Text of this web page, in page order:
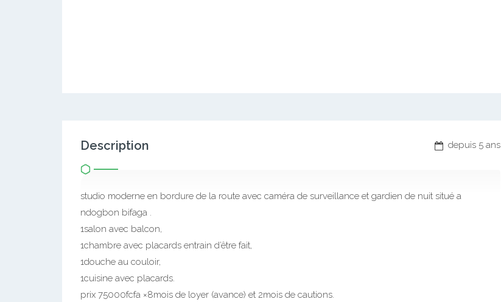
depuis 5 ans
Description
studio moderne en bordure de la route avec caméra de surveillance et gardien de nuit situé a
ndogbon bifaga .
1salon avec balcon,
1chambre avec placards entrain d’être fait,
1douche au couloir,
1cuisine avec placards.
prix 75000fcfa ×8mois de loyer (avance) et 2mois de cautions.